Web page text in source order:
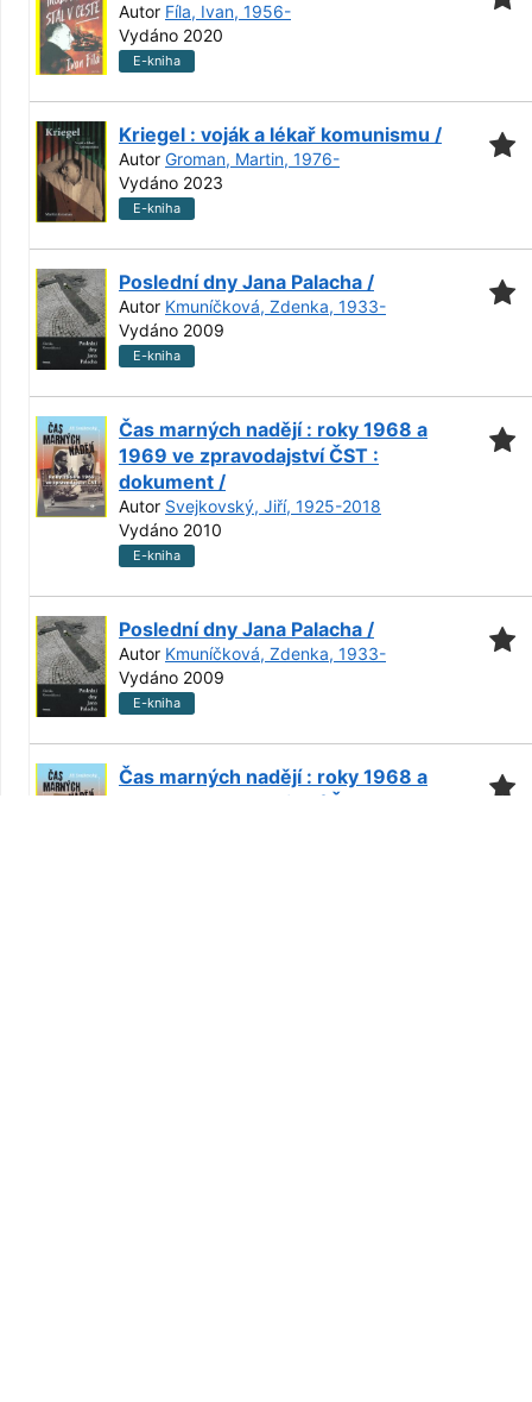
Autor Fíla, Ivan, 1956-
Vydáno 2020
E-kniha
Kriegel : voják a lékař komunismu /
Autor Groman, Martin, 1976-
Vydáno 2023
E-kniha
Poslední dny Jana Palacha /
Autor Kmuníčková, Zdenka, 1933-
Vydáno 2009
E-kniha
Čas marných nadějí : roky 1968 a
1969 ve zpravodajství ČST :
dokument /
Autor Svejkovský, Jiří, 1925-2018
Vydáno 2010
E-kniha
Poslední dny Jana Palacha /
Autor Kmuníčková, Zdenka, 1933-
Vydáno 2009
E-kniha
Čas marných nadějí : roky 1968 a
1969 ve zpravodajství ČST :